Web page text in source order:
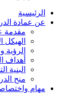
الرئيسية
عن عمادة
مقدمة
الهيكل
الرؤية
أهداف
البنية
منح
مهام